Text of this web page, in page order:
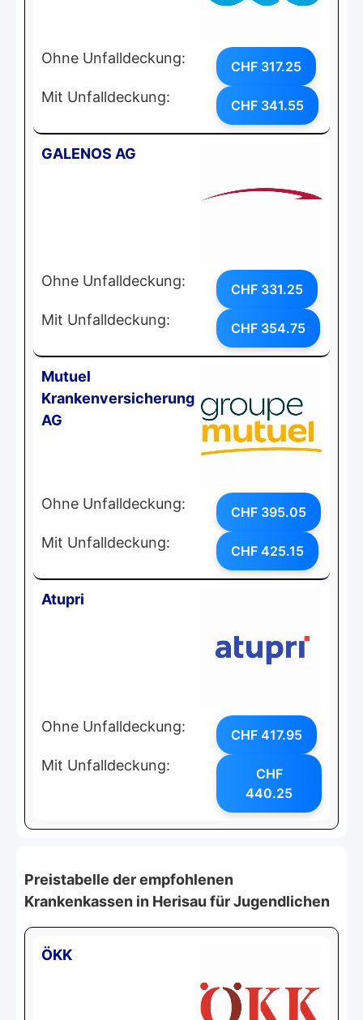
Ohne Unfalldeckung: CHF 317.25
Mit Unfalldeckung: CHF 341.55
GALENOS AG
Ohne Unfalldeckung: CHF 331.25
Mit Unfalldeckung: CHF 354.75
Mutuel
Krankenversicherung
AG
Ohne Unfalldeckung: CHF 395.05
Mit Unfalldeckung: CHF 425.15
Atupri
Ohne Unfalldeckung: CHF 417.95
Mit Unfalldeckung:
CHF
440.25
Preistabelle der empfohlenen
Krankenkassen in Herisau für Jugendlichen
ÖKK